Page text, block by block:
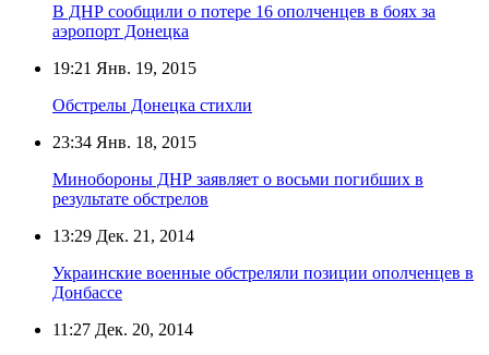
В ДНР сообщили о потере 16 ополченцев в боях за
аэропорт Донецка
19:21 Янв. 19, 2015
Обстрелы Донецка стихли
23:34 Янв. 18, 2015
Минобороны ДНР заявляет о восьми погибших в
результате обстрелов
13:29 Дек. 21, 2014
Украинские военные обстреляли позиции ополченцев в
Донбассе
11:27 Дек. 20, 2014